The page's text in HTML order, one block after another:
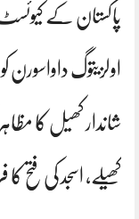
پاکستان کے